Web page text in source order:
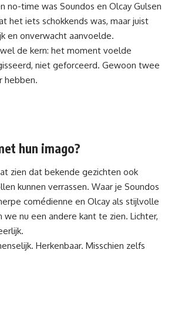
no-time was Soundos en Olcay Gulsen
het iets schokkends was, maar juist
en onverwacht aanvoelde.
de kern: het moment voelde
niet geforceerd. Gewoon twee
hebben.
hun imago?
zien dat bekende gezichten ook
kunnen verrassen. Waar je Soundos
comédienne en Olcay als stijlvolle
we nu een andere kant te zien. Lichter,
Herkenbaar. Misschien zelfs